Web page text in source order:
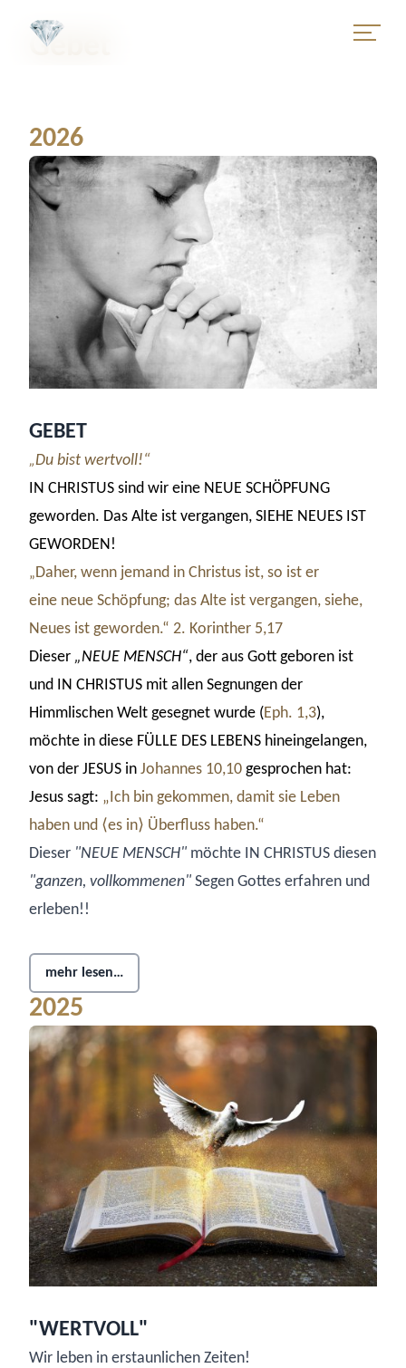
Gebet
2026
GEBET
„Du bist wertvoll!“
IN CHRISTUS sind wir eine NEUE SCHÖPFUNG
geworden. Das Alte ist vergangen, SIEHE NEUES IST
GEWORDEN!
„Daher, wenn jemand in Christus ist, so ist er
eine neue Schöpfung; das Alte ist vergangen, siehe,
Neues ist geworden.“ 2. Korinther 5,17
Dieser „NEUE MENSCH“, der aus Gott geboren ist
und IN CHRISTUS mit allen Segnungen der
Himmlischen Welt gesegnet wurde (Eph. 1,3),
möchte in diese FÜLLE DES LEBENS hineingelangen,
von der JESUS in Johannes 10,10 gesprochen hat:
Jesus sagt: „Ich bin gekommen, damit sie Leben
haben und ⟨es in⟩ Überfluss haben.“
Dieser "NEUE MENSCH" möchte IN CHRISTUS diesen
"ganzen, vollkommenen" Segen Gottes erfahren und
erleben!!
mehr lesen…
2025
"WERTVOLL"
Wir leben in erstaunlichen Zeiten!